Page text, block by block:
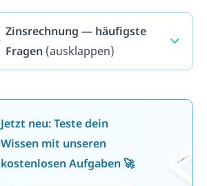
Zinsrechnung — häufigste
Fragen (ausklappen)
Jetzt neu: Teste dein
Wissen mit unseren
kostenlosen Aufgaben 🚀